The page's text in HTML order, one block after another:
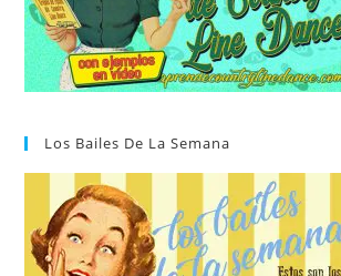
Los Bailes De La Semana